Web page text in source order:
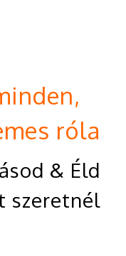
róla
& Éld
szeretnél